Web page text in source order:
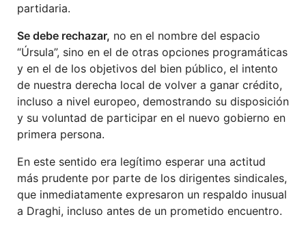
partidaria.
Se debe rechazar, no en el nombre del espacio
“Úrsula”, sino en el de otras opciones programáticas
y en el de los objetivos del bien público, el intento
de nuestra derecha local de volver a ganar crédito,
incluso a nivel europeo, demostrando su disposición
y su voluntad de participar en el nuevo gobierno en
primera persona.
En este sentido era legítimo esperar una actitud
más prudente por parte de los dirigentes sindicales,
que inmediatamente expresaron un respaldo inusual
a Draghi, incluso antes de un prometido encuentro.